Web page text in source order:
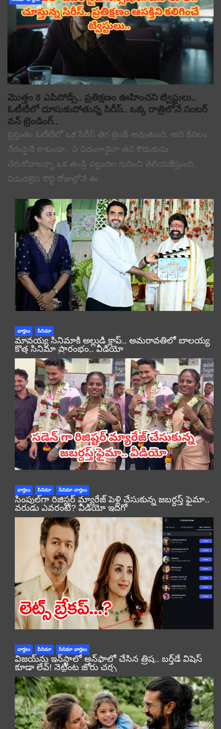
మొత్తం 8 ఎపిసోడ్స్.. ప్రతిక్షణం ఊహించని ట్విస్టులు..
ఓటీటీలో దూసుకుపోతున్న సిరీస్.. ఒక్క రాత్రిలోనే నంబర్
వన్ ట్రెండింగ్..
ప్రస్తుతం ఓటీటీలో ఒక సిరీస్ తెగ ట్రెండ్ అవుతుంది. అది కేవలం
నేరంపైనే కాకుండా.. ఏ విధంగానైనా తన కొడుకును
చేరుకోవాలన్నా ఒక తండ్రి పట్టుదల గురించి తెలియజేస్తుంది.
విడుదలైన కొద్ది రోజుల్లోనే ఈ…
వార్తలు సినిమా
మావయ్య సినిమాకి అల్లుడి క్లాప్.. అమరావతిలో బాలయ్య
కొత్త సినిమా ప్రారంభం.. వీడియో
వార్తలు సినిమా సినిమా వార్తలు
సింపుల్‌గా రిజిస్టర్‌ మ్యారేజ్ పెళ్లి చేసుకున్న జబర్దస్త్ ఫైమా..
వరుడు ఎవరంటే? వీడియో ఇదిగో
వార్తలు సినిమా సినిమా వార్తలు
విజయ్‌ను ఇన్‌స్టాలో అన్‌ఫాలో చేసిన త్రిష.. బర్త్‌డే విషెస్
కూడా లేవ్! నెట్టింట జోరు చర్చ